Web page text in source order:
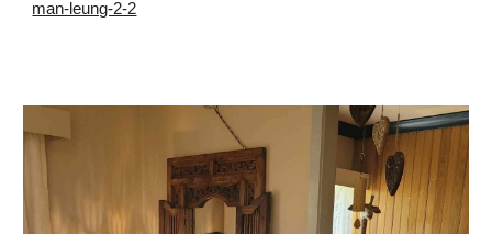
man-leung-2-2